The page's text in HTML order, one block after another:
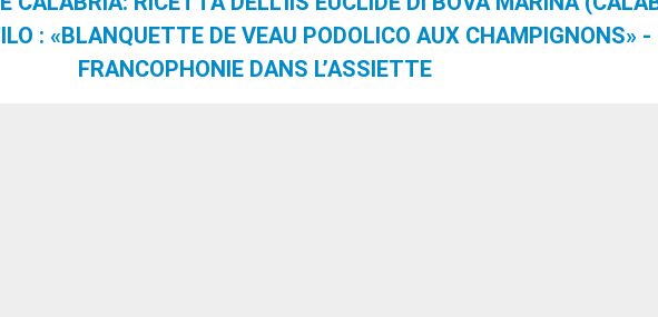
: «BLANQUETTE DE VEAU PODOLICO AUX CHAMPIGNONS» -
FRANCOPHONIE DANS L’ASSIETTE